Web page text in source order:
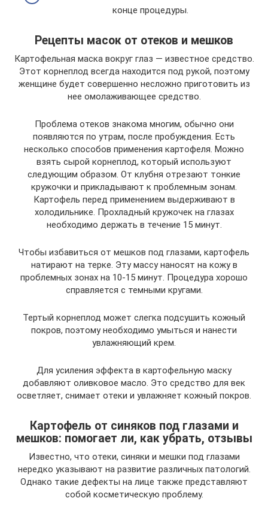
конце процедуры.
Рецепты масок от отеков и мешков
Картофельная маска вокруг глаз — известное средство.
Этот корнеплод всегда находится под рукой, поэтому
женщине будет совершенно несложно приготовить из
нее омолаживающее средство.
Проблема отеков знакома многим, обычно они
появляются по утрам, после пробуждения. Есть
несколько способов применения картофеля. Можно
взять сырой корнеплод, который используют
следующим образом. От клубня отрезают тонкие
кружочки и прикладывают к проблемным зонам.
Картофель перед применением выдерживают в
холодильнике. Прохладный кружочек на глазах
необходимо держать в течение 15 минут.
Чтобы избавиться от мешков под глазами, картофель
натирают на терке. Эту массу наносят на кожу в
проблемных зонах на 10-15 минут. Процедура хорошо
справляется с темными кругами.
Тертый корнеплод может слегка подсушить кожный
покров, поэтому необходимо умыться и нанести
увлажняющий крем.
Для усиления эффекта в картофельную маску
добавляют оливковое масло. Это средство для век
осветляет, снимает отеки и увлажняет кожный покров.
Картофель от синяков под глазами и
мешков: помогает ли, как убрать, отзывы
Известно, что отеки, синяки и мешки под глазами
нередко указывают на развитие различных патологий.
Однако такие дефекты на лице также представляют
собой косметическую проблему.